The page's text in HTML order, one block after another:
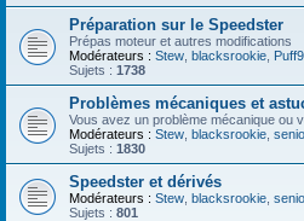
Préparation sur le Speedster
Prépas moteur et autres modifications
Modérateurs : Stew blacksrookie
Sujets : 1738
Problèmes mécaniques et
Vous avez un problème mécanique ou
Modérateurs : Stew blacksrookie
Sujets : 1830
Speedster et dérivés
Modérateurs : Stew blacksrookie
Sujets : 801